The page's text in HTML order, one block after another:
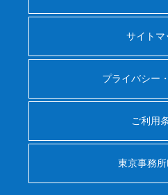
サイトマ
プライバシー
ご利用
東京事務